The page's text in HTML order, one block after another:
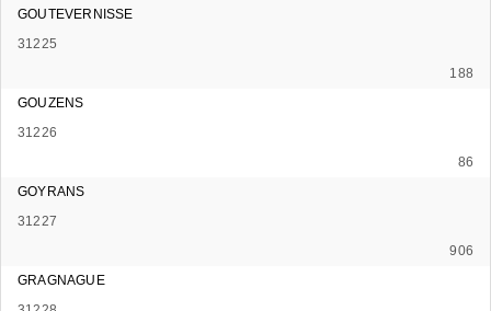
GOUTEVERNISSE
31225
188
GOUZENS
31226
86
GOYRANS
31227
906
GRAGNAGUE